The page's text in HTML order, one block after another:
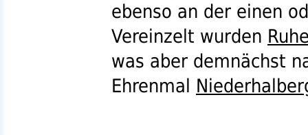
ebenso an der einen
Vereinzelt wurden
was aber demnächst
Ehrenmal